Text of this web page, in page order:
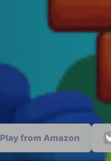
Play from Amazon